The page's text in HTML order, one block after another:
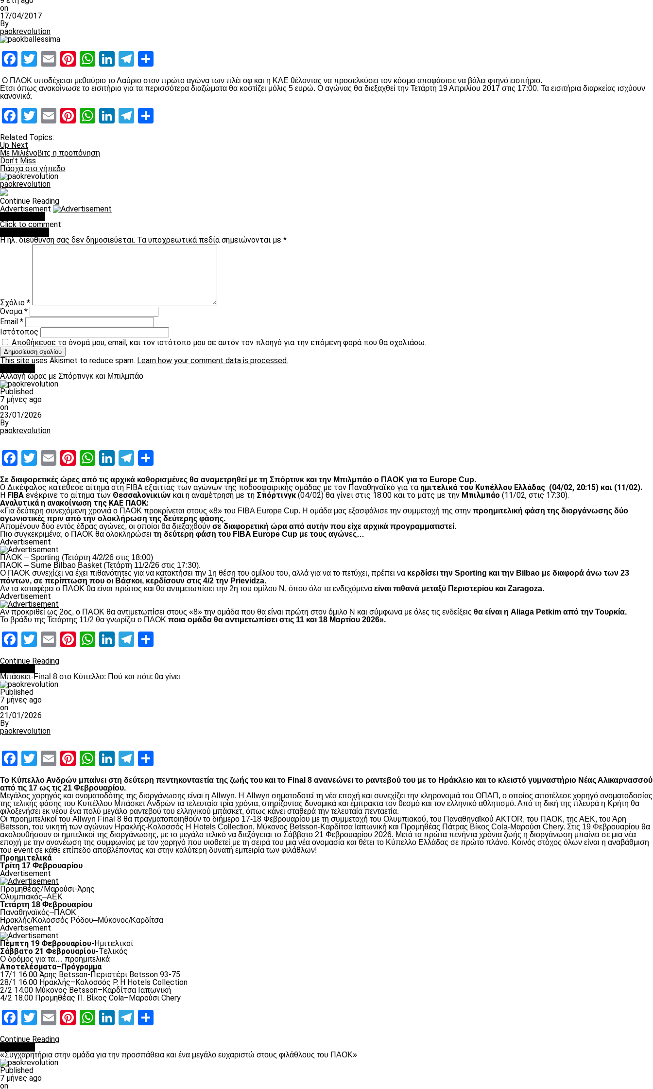
on
17/04/2017
By
paokrevolution
Facebook
Twitter
EmailPinterest
WhatsApp
LinkedIn
Telegram
Ο ΠΑΟΚ υποδέχεται μεθαύριο το Λαύριο στον πρώτο αγώνα των πλέι οφ και η ΚΑΕ θέλοντας να προσελκύσει τον κόσμο αποφάσισε να βάλει φτηνό εισιτήριο.
Ετσι όπως ανακοίνωσε το εισιτήριο για τα περισσότερα διαζώματα θα κοστίζει μόλις 5 ευρώ. Ο αγώνας θα διεξαχθεί την Τετάρτη 19 Απριλίου 2017 στις 17:00. Τα εισιτήρια διαρκείας ισχύουν
κανονικά.
Facebook
Twitter
EmailPinterest
WhatsApp
LinkedIn
Telegram
Related Topics:
Up Next
Με Μιλιένοβιτς η προπόνηση
Don't Miss
Πάσχα στο γήπεδο
paokrevolution
Continue Reading
Advertisement
Click to comment
Η ηλ. διεύθυνση σας δεν δημοσιεύεται. Τα υποχρεωτικά πεδία σημειώνονται με *
Σχόλιο *
Όνομα*
Email *
Ιστότοπος
Αποθήκευσε το όνομά μου, email, και τον ιστότοπο μου σε αυτόν τον πλοηγό για την επόμενη φορά που θα σχολιάσω.
This site uses Akismet to reduce spam. Learn how your comment data is processed.
Αλλαγή ώρας με Σπόρτινγκ και Μπιλμπάο
Published
7 μήνες ago
on
23/01/2026
By
paokrevolution
Facebook
Twitter
EmailPinterest
WhatsApp
LinkedIn
Telegram
Σε διαφορετικές ώρες από τις αρχικά καθορισμένες θα αναμετρηθεί με τη Σπόρτινκ και την Μπιλμπάο ο ΠΑΟΚ για το Europe Cup.
Ο Δικέφαλος κατέθεσε αίτημα στη FIBA εξαιτίας των αγώνων της ποδοσφαιρικής ομάδας με τον Παναθηναϊκό για τα ημιτελικά του Κυπέλλου Ελλάδας (04/02, 20:15) και (11/02).
Η FIBA ενέκρινε το αίτημα των Θεσσαλονικιών και η αναμέτρηση με τη Σπόρτινγκ (04/02) θα γίνει στις 18:00 και το ματς με την Μπιλμπάο (11/02, στις 17:30).
Αναλυτικά η ανακοίνωση της ΚΑΕ ΠΑΟΚ:
«Για δεύτερη συνεχόμενη χρονιά ο ΠΑΟΚ προκρίνεται στους «8» του FIBA Europe Cup. H ομάδα μας εξασφάλισε την συμμετοχή της στην προημιτελική φάση της διοργάνωσης δύο
αγωνιστικές πριν από την ολοκλήρωση της δεύτερης φάσης.
Απομένουν δύο εντός έδρας αγώνες, οι οποίοι θα διεξαχθούν σε διαφορετική ώρα από αυτήν που είχε αρχικά προγραμματιστεί.
Πιο συγκεκριμένα, ο ΠΑΟΚ θα ολοκληρώσει τη δεύτερη φάση του FIBA Europe Cup με τους αγώνες…
Advertisement
ΠΑΟΚ – Sporting (Τετάρτη 4/2/26 στις 18:00)
ΠΑΟΚ – Surne Bilbao Basket (Τετάρτη 11/2/26 στις 17:30).
Ο ΠΑΟΚ συνεχίζει να έχει πιθανότητες για να κατακτήσει την 1η θέση του ομίλου του, αλλά για να το πετύχει, πρέπει να κερδίσει την Sporting και την Bilbao με διαφορά άνω των 23
πόντων, σε περίπτωση που οι Βάσκοι, κερδίσουν στις 4/2 την Prievidza.
Αν τα καταφέρει ο ΠΑΟΚ θα είναι πρώτος και θα αντιμετωπίσει την 2η του ομίλου Ν, όπου όλα τα ενδεχόμενα είναι πιθανά μεταξύ Περιστερίου και Zaragoza.
Advertisement
Αν προκριθεί ως 2ος, ο ΠΑΟΚ θα αντιμετωπίσει στους «8» την ομάδα που θα είναι πρώτη στον όμιλο Ν και σύμφωνα με όλες τις ενδείξεις θα είναι η Aliaga Petkim από την Τουρκία.
Το βράδυ της Τετάρτης 11/2 θα γνωρίζει ο ΠΑΟΚ ποια ομάδα θα αντιμετωπίσει στις 11 και 18 Μαρτίου 2026».
Facebook
Twitter
EmailPinterest
WhatsApp
LinkedIn
Telegram
Continue Reading
Μπάσκετ-Final 8 στο Κύπελλο: Πού και πότε θα γίνει
Published
7 μήνες ago
on
21/01/2026
By
paokrevolution
Facebook
Twitter
EmailPinterest
WhatsApp
LinkedIn
Telegram
Το Κύπελλο Ανδρών μπαίνει στη δεύτερη πεντηκονταετία της ζωής του και το Final 8 ανανεώνει το ραντεβού του με το Ηράκλειο και το κλειστό γυμναστήριο Νέας Αλικαρνασσού
από τις 17 ως τις 21 Φεβρουαρίου.
Μεγάλος χορηγός και ονοματοδότης της διοργάνωσης είναι η Allwyn. Η Allwyn σηματοδοτεί τη νέα εποχή και συνεχίζει την κληρονομιά του ΟΠΑΠ, ο οποίος αποτέλεσε χορηγό ονοματοδοσίας
της τελικής φάσης του Κυπέλλου Μπάσκετ Ανδρών τα τελευταία τρία χρόνια, στηρίζοντας δυναμικά και έμπρακτα τον θεσμό και τον ελληνικό αθλητισμό. Από τη δική της πλευρά η Κρήτη θα
φιλοξενήσει εκ νέου ένα πολύ μεγάλο ραντεβού του ελληνικού μπάσκετ, όπως κάνει σταθερά την τελευταία πενταετία.
Οι προημιτελικοί του Allwyn Final 8 θα πραγματοποιηθούν το διήμερο 17-18 Φεβρουαρίου με τη συμμετοχή του Ολυμπιακού, του Παναθηναϊκού AKTOR, του ΠΑΟΚ, της ΑΕΚ, του Άρη
Betsson, του νικητή των αγώνων Ηρακλής-Κολοσσός H Hotels Collection, Μύκονος Betsson-Καρδίτσα Ιαπωνική και Προμηθέας Πάτρας Βίκος Cola-Μαρούσι Chery. Στις 19 Φεβρουαρίου θα
ακολουθήσουν οι ημιτελικοί της διοργάνωσης, με το μεγάλο τελικό να διεξάγεται το Σάββατο 21 Φεβρουαρίου 2026. Μετά τα πρώτα πενήντα χρόνια ζωής η διοργάνωση μπαίνει σε μια νέα
εποχή με την ανανέωση της συμφωνίας με τον χορηγό που υιοθετεί με τη σειρά του μια νέα ονομασία και θέτει το Κύπελλο Ελλάδας σε πρώτο πλάνο. Κοινός στόχος όλων είναι η αναβάθμιση
του event σε κάθε επίπεδο αποβλέποντας και στην καλύτερη δυνατή εμπειρία των φιλάθλων!
Προημιτελικά
Τρίτη 17 Φεβρουαρίου
Advertisement
Προμηθέας/Μαρούσι-Άρης
Ολυμπιακός–ΑΕΚ
Τετάρτη 18 Φεβρουαρίου
Παναθηναϊκός–ΠΑΟΚ
Hρακλής/Κολοσσός Ρόδου–Μύκονος/Καρδίτσα
Advertisement
Πέμπτη 19 Φεβρουαρίου-Ημιτελικοί
Σάββατο 21 Φεβρουαρίου-Τελικός
Ο δρόμος για τα… προημιτελικά
Αποτελέσματα–Πρόγραμμα
17/1 16.00 Άρης Betsson-Περιστέρι Betsson 93-75
28/1 16.00 Ηρακλής–Κολοσσός Ρ. H Hotels Collection
2/2 14.00 Μύκονος Betsson–Καρδίτσα Ιαπωνική
4/2 18.00 Προμηθέας Π. Βίκος Cola–Μαρούσι Chery
Facebook
Twitter
EmailPinterest
WhatsApp
LinkedIn
Telegram
Continue Reading
«Συγχαρητήρια στην ομάδα για την προσπάθεια και ένα μεγάλο ευχαριστώ στους φιλάθλους του ΠΑΟΚ»
Published
7 μήνες ago
on